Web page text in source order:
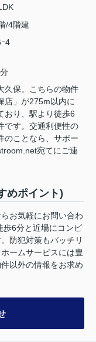
/4階建
4
久保。こちらの物件
店」が275m以内に
おり、駅より徒歩6
です。交通利便性の
のことなら、サポー
宛てにご連
めポイント)
お気軽にお問い合わ
歩6分と近場にコンビ
防犯対策もバッチリ
ームサービスには豊
以外の情報をお求め